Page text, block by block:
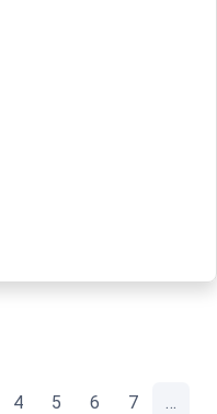
4 5 6 7 …